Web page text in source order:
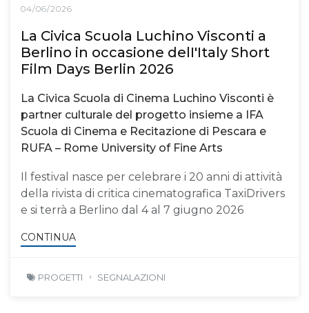
04/06/2026
La Civica Scuola Luchino Visconti a
Berlino in occasione delI'Italy Short
Film Days Berlin 2026
La Civica Scuola di Cinema Luchino Visconti è
partner culturale del progetto insieme a IFA
Scuola di Cinema e Recitazione di Pescara e
RUFA – Rome University of Fine Arts
Il festival nasce per celebrare i 20 anni di attività
della rivista di critica cinematografica TaxiDrivers
e si terrà a Berlino dal 4 al 7 giugno 2026
CONTINUA
PROGETTI SEGNALAZIONI